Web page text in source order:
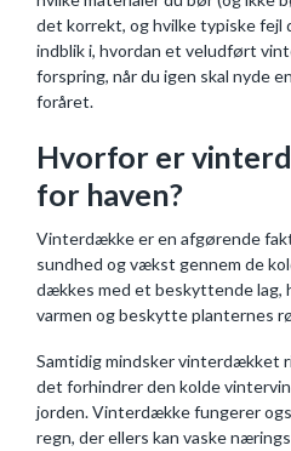
det korrekt, og hvilke typiske fejl
indblik i, hvordan et veludført
forspring, når du igen skal nyde
foråret.
Hvorfor er
for haven?
Vinterdække er en afgørende
sundhed og vækst gennem de
dækkes med et beskyttende lag,
varmen og beskytte planternes
Samtidig mindsker vinterdækket
det forhindrer den kolde
jorden. Vinterdække fungerer
regn, der ellers kan vaske